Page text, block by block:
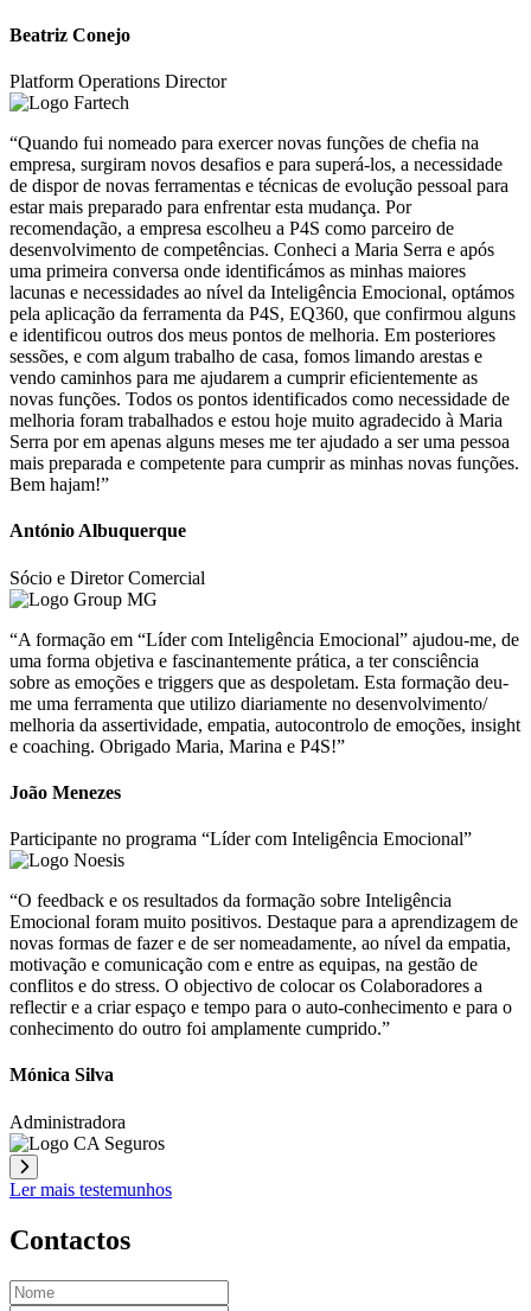
Beatriz Conejo
Platform Operations Director
“Quando fui nomeado para exercer novas funções de chefia na
empresa, surgiram novos desafios e para superá-los, a necessidade
de dispor de novas ferramentas e técnicas de evolução pessoal para
estar mais preparado para enfrentar esta mudança. Por
recomendação, a empresa escolheu a P4S como parceiro de
desenvolvimento de competências. Conheci a Maria Serra e após
uma primeira conversa onde identificámos as minhas maiores
lacunas e necessidades ao nível da Inteligência Emocional, optámos
pela aplicação da ferramenta da P4S, EQ360, que confirmou alguns
e identificou outros dos meus pontos de melhoria. Em posteriores
sessões, e com algum trabalho de casa, fomos limando arestas e
vendo caminhos para me ajudarem a cumprir eficientemente as
novas funções. Todos os pontos identificados como necessidade de
melhoria foram trabalhados e estou hoje muito agradecido à Maria
Serra por em apenas alguns meses me ter ajudado a ser uma pessoa
mais preparada e competente para cumprir as minhas novas funções.
Bem hajam!”
António Albuquerque
Sócio e Diretor Comercial
“A formação em “Líder com Inteligência Emocional” ajudou-me, de
uma forma objetiva e fascinantemente prática, a ter consciência
sobre as emoções e triggers que as despoletam. Esta formação deu-
me uma ferramenta que utilizo diariamente no desenvolvimento/
melhoria da assertividade, empatia, autocontrolo de emoções, insight
e coaching. Obrigado Maria, Marina e P4S!”
João Menezes
Participante no programa “Líder com Inteligência Emocional”
“O feedback e os resultados da formação sobre Inteligência
Emocional foram muito positivos. Destaque para a aprendizagem de
novas formas de fazer e de ser nomeadamente, ao nível da empatia,
motivação e comunicação com e entre as equipas, na gestão de
conflitos e do stress. O objectivo de colocar os Colaboradores a
reflectir e a criar espaço e tempo para o auto-conhecimento e para o
conhecimento do outro foi amplamente cumprido.”
Mónica Silva
Administradora
Ler mais testemunhos
Contactos